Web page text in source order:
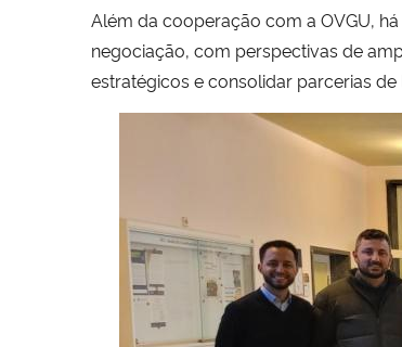
Além da cooperação com a OVGU,
negociação, com perspectivas de
estratégicos e consolidar parcerias